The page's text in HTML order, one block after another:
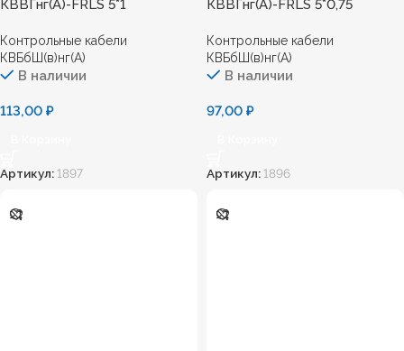
КВВГнг(А)-FRLS 5*1
Контрольные кабели
КВБбШ(в)нг(А)
В наличии
113,00 ₽
Артикул: 1897
КВВГнг(А)-FRLS 5*0,75
Контрольные кабели
КВБбШ(в)нг(А)
В наличии
97,00 ₽
Артикул: 1896